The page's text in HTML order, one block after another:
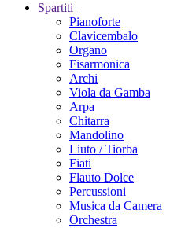
Spartiti
Pianoforte
Clavicembalo
Organo
Fisarmonica
Archi
Viola da Gamba
Arpa
Chitarra
Mandolino
Liuto / Tiorba
Fiati
Flauto Dolce
Percussioni
Musica da Camera
Orchestra